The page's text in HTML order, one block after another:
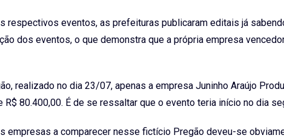
respectivos eventos, as prefeituras publicaram editais já
dos eventos, o que demonstra que a própria empresa
realizado no dia 23/07, apenas a empresa Juninho Araújo
80.400,00. É de se ressaltar que o evento teria início no dia
empresas a comparecer nesse fictício Pregão deveu-se